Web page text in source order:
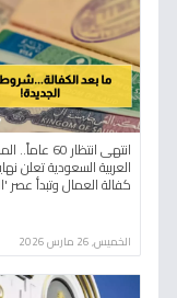
انتهى انتظار 60
العربية السعودية تعلن
كفالة العمال وتبدأ عصر
الخميس, 26 مارس 2026